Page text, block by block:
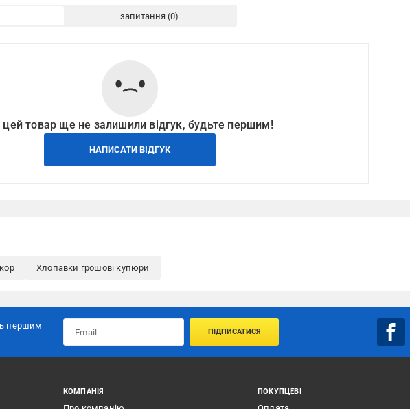
запитання
цей товар ще не залишили відгук, будьте першим!
НАПИСАТИ ВІДГУК
Хлопавки грошові купюри
першим
ПІДПИСАТИСЯ
КОМПАНІЯ ПОКУПЦЕВІ